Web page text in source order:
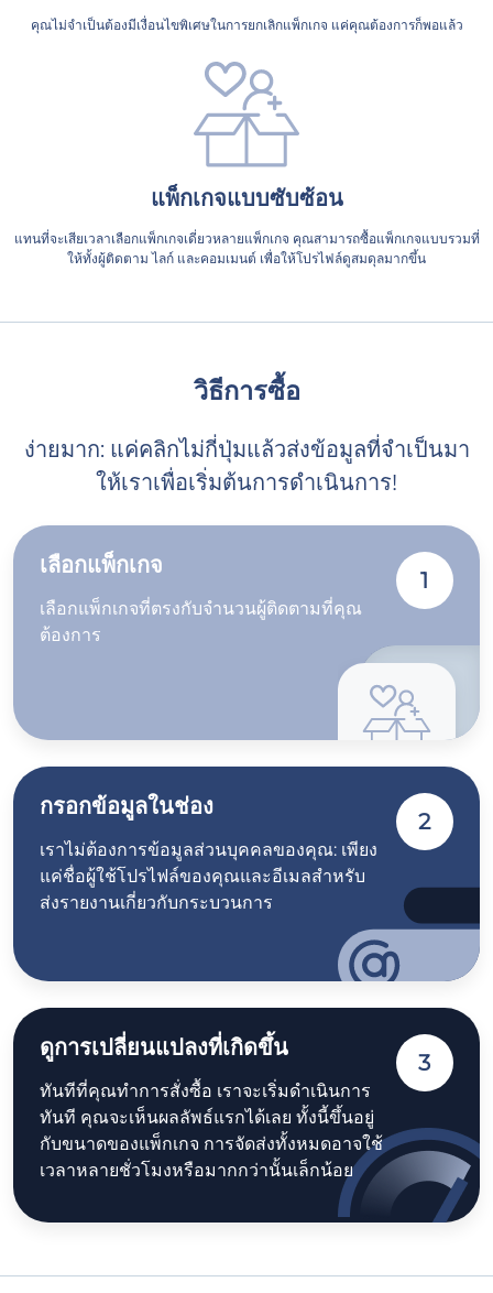
คุณไม่จำเป็นต้องมีเงื่อนไขพิเศษในการยกเลิกแพ็กเกจ แค่คุณต้องการก็พอแล้ว
แพ็กเกจแบบซับซ้อน
แทนที่จะเสียเวลาเลือกแพ็กเกจเดี่ยวหลายแพ็กเกจ คุณสามารถซื้อแพ็กเกจแบบรวมที่
ให้ทั้งผู้ติดตาม ไลก์ และคอมเมนต์ เพื่อให้โปรไฟล์ดูสมดุลมากขึ้น
วิธีการซื้อ
ง่ายมาก: แค่คลิกไม่กี่ปุ่มแล้วส่งข้อมูลที่จำเป็นมา
ให้เราเพื่อเริ่มต้นการดำเนินการ!
เลือกแพ็กเกจ
เลือกแพ็กเกจที่ตรงกับจำนวนผู้ติดตามที่คุณ
ต้องการ
1
กรอกข้อมูลในช่อง
เราไม่ต้องการข้อมูลส่วนบุคคลของคุณ: เพียง
แค่ชื่อผู้ใช้โปรไฟล์ของคุณและอีเมลสำหรับ
ส่งรายงานเกี่ยวกับกระบวนการ
2
ดูการเปลี่ยนแปลงที่เกิดขึ้น
ทันทีที่คุณทำการสั่งซื้อ เราจะเริ่มดำเนินการ
ทันที คุณจะเห็นผลลัพธ์แรกได้เลย ทั้งนี้ขึ้นอยู่
กับขนาดของแพ็กเกจ การจัดส่งทั้งหมดอาจใช้
เวลาหลายชั่วโมงหรือมากกว่านั้นเล็กน้อย
3